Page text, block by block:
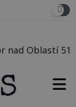
to souviset s